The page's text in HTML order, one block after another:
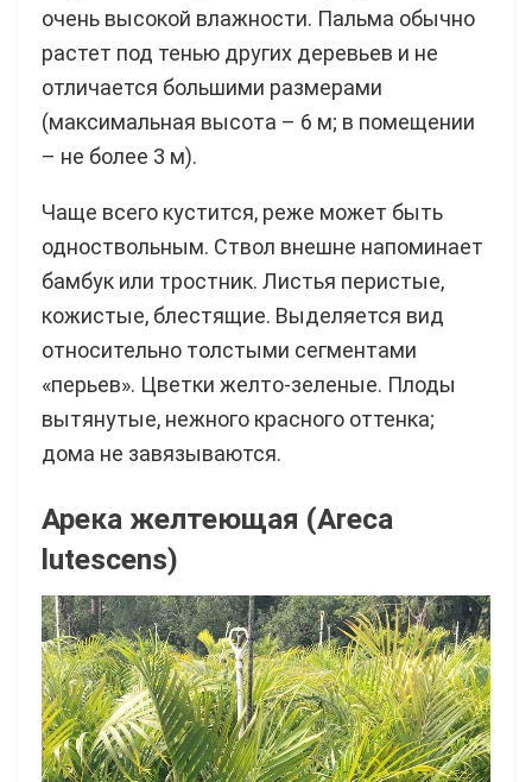
очень высокой влажности. Пальма обычно
растет под тенью других деревьев и не
отличается большими размерами
(максимальная высота – 6 м; в помещении
– не более 3 м).
Чаще всего кустится, реже может быть
одноствольным. Ствол внешне напоминает
бамбук или тростник. Листья перистые,
кожистые, блестящие. Выделяется вид
относительно толстыми сегментами
«перьев». Цветки желто-зеленые. Плоды
вытянутые, нежного красного оттенка;
дома не завязываются.
Арека желтеющая (Areca
lutescens)